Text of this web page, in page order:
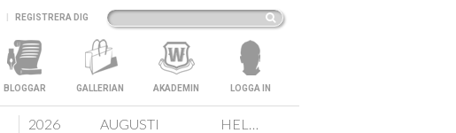
REGISTRERA DIG
BLOGGAR GALLERIAN AKADEMIN LOGGA IN
2026 AUGUSTI HELA SVERIGE